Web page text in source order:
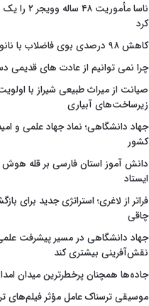
ناسا مأموریت
کرد
کاهش ۹۸ درصدی بوی فاضلاب با نانوفیلتر ایرانی
چرا نمی توانیم از عادت های قدیمی
صیانت از میراث طبیعی شیراز با
زیرساخت‌های آبیاری
جهاد دانشگاهی؛ نماد جهاد علمی و
کشور
دانش آموز استان فارسی بر قله
ایستاد
فراتر از لاغری؛ استراتژی جدید برای
چاقی
جهاد دانشگاهی در مسیر پیشرفت
نقش‌آفرینی بیشتری کند
جاده‌ها همچنان پرخطرترین میدان
موسیقی ترسناک عامل مؤثر فیلم‌های